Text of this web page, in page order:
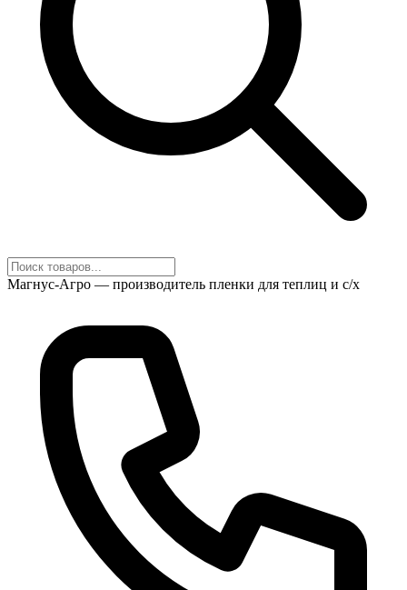
Магнус-Агро — производитель пленки для теплиц и с/х